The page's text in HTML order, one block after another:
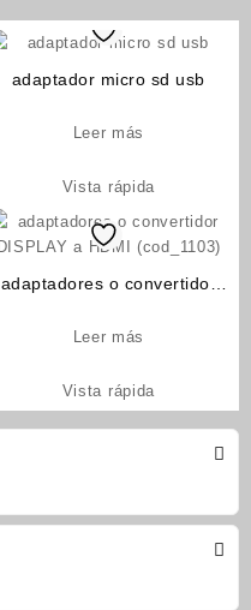
adaptador micro sd usb
Leer más
Vista rápida
adaptadores o convertidor
Leer más
Vista rápida